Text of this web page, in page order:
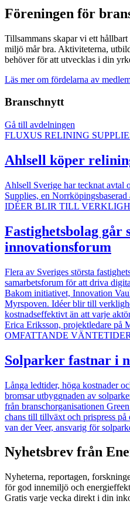
Föreningen för
Tillsammans skapar vi ett
miljö mår bra. Aktiviteterna,
behöver för att utvecklas i din
Läs mer om fördelarna av
Branschnytt
Gå till avdelningen
FLUXUS RELINING
Ahlsell köper
Ahlsell Sverige har tecknat avtal
Supplies, en
IDÉER BLIR TILL
Fastighetsbolag går
innovationsforum
Flera av Sveriges största
samarbetsforum för att driva
Bakom initiativet, Innovation
Myrspoven. Idéer blir till
kostnadseffektivt än att varje
Erica Eriksson, projektledare på
OMFATTANDE
Solparker fastnar i
Långa ledtider, höga kostnader
bromsar utbyggnaden av
från branschorganisationen
chans till tillväxt och prispress
van der Veer, ansvarig för
Nyhetsbrev från
Nyheterna, reportagen,
för god innemiljö och
Gratis varje vecka direkt i din